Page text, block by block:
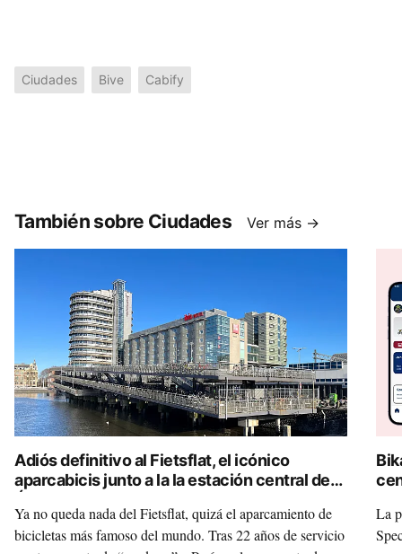
Ciudades Bive Cabify
También sobre Ciudades Ver más →
Adiós definitivo al Fietsflat, el icónico
aparcabicis junto a la la estación central de
Ya no queda nada del Fietsflat, quizá el aparcamiento de
bicicletas más famoso del mundo. Tras 22 años de servicio
La